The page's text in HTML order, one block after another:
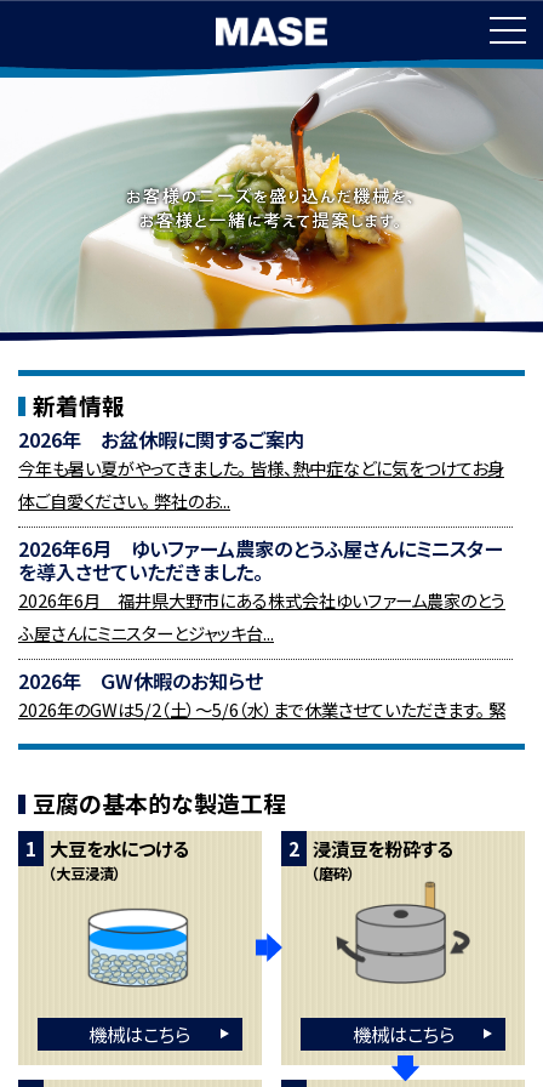
新着情報
2026年 お盆休暇に関するご案内
今年も暑い夏がやってきました。 皆様、熱中症などに気をつけてお身
体ご自愛ください。 弊社のお...
2026年6月 ゆいファーム農家のとうふ屋さんにミニスター
を導入させていただきました。
2026年6月 福井県大野市にある株式会社ゆいファーム農家のとう
ふ屋さんにミニスターとジャッキ台...
2026年 GW休暇のお知らせ
2026年のGWは5/2（土）～5/6（水）まで休業させていただきます。 緊
急メンテナンスは、5/3（日）...
2026年4月 国内某食品メーカー様向け、浸漬タンクの出
荷準備が出来ました！
国内某食品メーカー様向けの浸漬タンクの出荷準備が整いました。
4月中旬に出荷し、工事をさせて...
2026年3月 ハワイ ALOHA豆腐様にカットエース（豆腐
自動カット機）を導入させていただきました
アロハ豆腐様にカットエースを導入させていただきました。カットエー
2026年3月 ハワイ ALOHA豆腐様にボイルクール槽を導
入させていただきました
豆腐の基本的な製造工程
大豆を水につける
（大豆浸漬）
機械はこちら
浸漬豆を粉砕する
（磨砕）
機械はこちら